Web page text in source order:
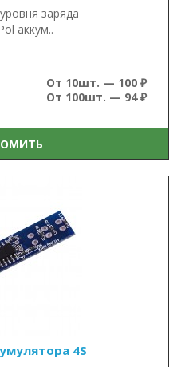
заряда
аккум..
От 10шт. — 100 ₽
От 100шт. — 94 ₽
4S